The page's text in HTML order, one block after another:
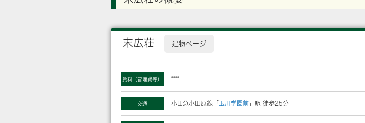
末広荘 建物ページ
賃料（管理費等） ****
交通 小田急小田原線「 玉川学園前 」駅 徒歩25分